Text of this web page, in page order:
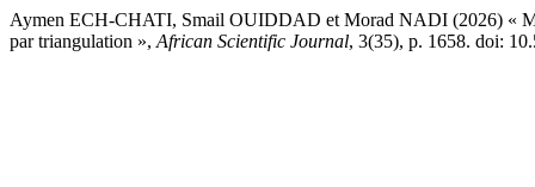
Aymen ECH-CHATI, Smail OUIDDAD et Morad NADI (2026) «
par triangulation », African Scientific Journal, 3(35), p. 1658. doi: